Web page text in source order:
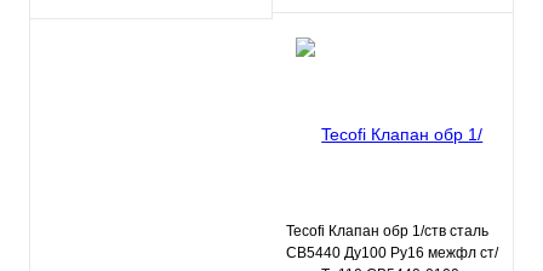
Tecofi Клапан обр 1/ств сталь
CB5440 Ду100 Ру16 межфл ст/